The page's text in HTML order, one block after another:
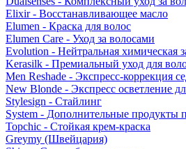
Elixir - Восстанавливающее масло
Elumen - Краска для волос
Elumen Care - Уход за волосами
Evolution - Нейтральная химическая
Kerasilk - Премиальный уход для
Men Reshade - Экспресс-коррекция
New Blonde - Экспресс осветление
Stylesign - Стайлинг
System - Дополнительные продукты
Topchic - Стойкая крем-краска
Greymy (Швейцария)